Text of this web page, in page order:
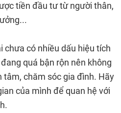
tiền đầu tư từ người thân,
chưa có nhiều dấu hiệu tích
quá bận rộn nên không
tâm, chăm sóc gia đình. Hãy
của mình để quan hệ với